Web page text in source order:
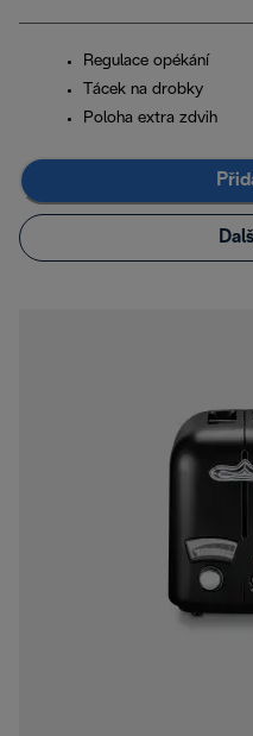
Regulace opékání
Tácek na drobky
Poloha extra zdvih